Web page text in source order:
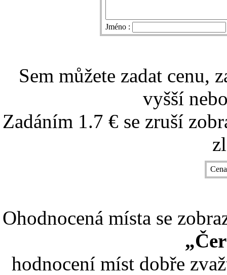
Jméno :
Sem můžete zadat cenu,
vyšší
Zadáním 1.7 € se zruší
Ohodnocená místa se
hodnocení míst dobře